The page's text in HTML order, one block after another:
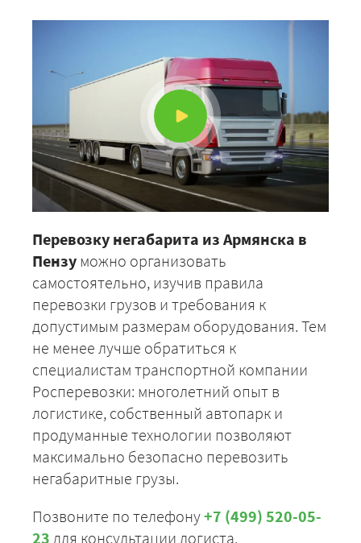
Перевозку негабарита из Армянска в
Пензу можно организовать
самостоятельно, изучив правила
перевозки грузов и требования к
допустимым размерам оборудования. Тем
не менее лучше обратиться к
специалистам транспортной компании
Росперевозки: многолетний опыт в
логистике, собственный автопарк и
продуманные технологии позволяют
максимально безопасно перевозить
негабаритные грузы.
Позвоните по телефону+7 (499) 520-05-
23 для консультации логиста.